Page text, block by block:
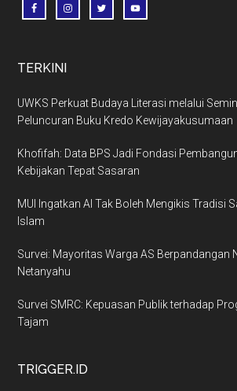
TERKINI
UWKS Perkuat Budaya Literasi melalui
Peluncuran Buku Kredo Kewijayakusumaan
Khofifah: Data BPS Jadi Fondasi
Kebijakan Tepat Sasaran
MUI Ingatkan AI Tak Boleh Mengikis Tradisi
Islam
Survei: Mayoritas Warga AS Berpandangan
Netanyahu
Survei SMRC: Kepuasan Publik terhadap
Tajam
TRIGGER.ID